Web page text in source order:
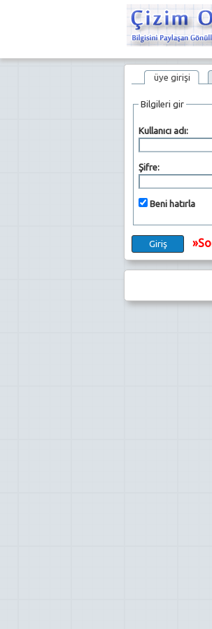
üye girişi
Bilgileri gir
Kullanıcı adı:
Şifre:
Beni hatırla